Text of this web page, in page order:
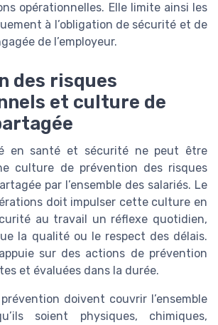
opérationnelles. Elle limite ainsi les
à l’obligation de sécurité et de
de l’employeur.
des risques
et culture de
en santé et sécurité ne peut être
culture de prévention des risques
par l’ensemble des salariés. Le
doit impulser cette culture en
au travail un réflexe quotidien,
la qualité ou le respect des délais.
sur des actions de prévention
et évaluées dans la durée.
doivent couvrir l’ensemble
soient physiques, chimiques,